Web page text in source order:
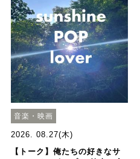
音楽・映画
2026. 08.27(木)
【トーク】俺たちの好きなサ